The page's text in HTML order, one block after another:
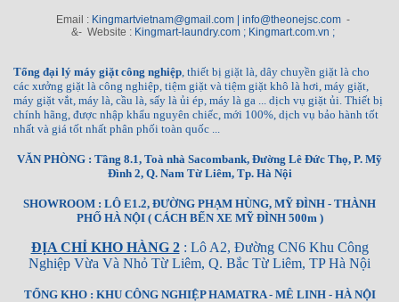
Email : Kingmartvietnam@gmail.com | info@theonejsc.com -
&- Website : Kingmart-laundry.com ; Kingmart.com.vn ;
Tổng đại lý máy giặt công nghiệp, thiết bị giặt là, dây chuyền giặt là cho
các xưởng giặt là công nghiệp, tiệm giặt và tiệm giặt khô là hơi, máy giặt,
máy giặt vắt, máy là, cầu là, sấy là ủi ép, máy là ga ... dịch vụ giặt ủi. Thiết bị
chính hãng, được nhập khẩu nguyên chiếc, mới 100%, dịch vụ bảo hành tốt
nhất và giá tốt nhất phân phối toàn quốc ...
VĂN PHÒNG : Tầng 8.1, Toà nhà Sacombank, Đường Lê Đức Thọ, P. Mỹ
Đình 2, Q. Nam Từ Liêm, Tp. Hà Nội
SHOWROOM : LÔ E1.2, ĐƯỜNG PHẠM HÙNG, MỸ ĐÌNH - THÀNH
PHỐ HÀ NỘI ( CÁCH BẾN XE MỸ ĐÌNH 500m )
ĐỊA CHỈ KHO HÀNG 2: Lô A2, Đường CN6 Khu Công
Nghiệp Vừa Và Nhỏ Từ Liêm, Q. Bắc Từ Liêm, TP Hà Nội
TỔNG KHO : KHU CÔNG NGHIỆP HAMATRA - MÊ LINH - HÀ NỘI